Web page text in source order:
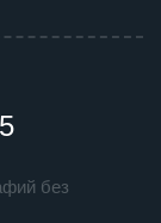
без